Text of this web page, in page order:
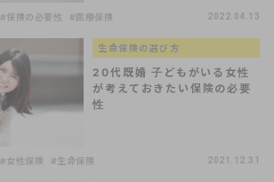
#保険の必要性 #医療保険 2022.04.13
生命保険の選び方
20代既婚 子どもがいる女性
が考えておきたい保険の必要
性
#女性保険 #生命保険 2021.12.31